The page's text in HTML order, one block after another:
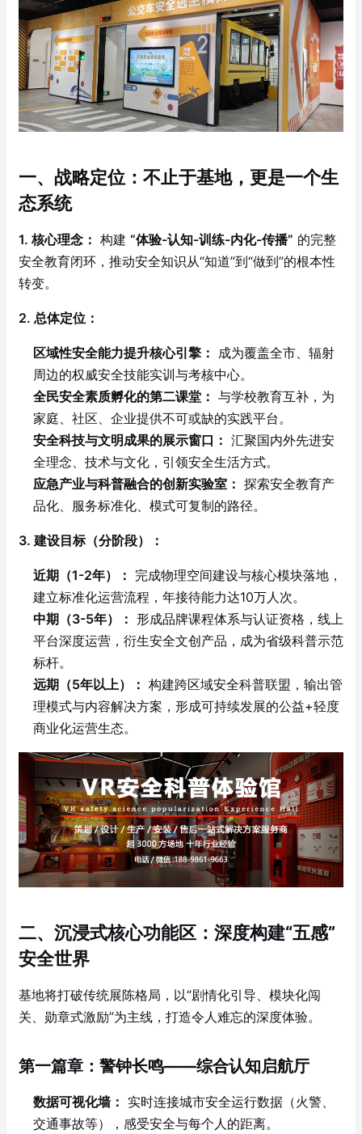
一、战略定位：不止于基地，更是一个生
态系统
1. 核心理念： 构建 “体验-认知-训练-内化-传播” 的完整
安全教育闭环，推动安全知识从“知道”到“做到”的根本性
转变。
2. 总体定位：
区域性安全能力提升核心引擎：
成为覆盖全市、辐射
周边的权威安全技能实训与考核中心。
全民安全素质孵化的第二课堂： 与学校教育互补，为
家庭、社区、企业提供不可或缺的实践平台。
安全科技与文明成果的展示窗口： 汇聚国内外先进安
全理念、技术与文化，引领安全生活方式。
应急产业与科普融合的创新实验室： 探索安全教育产
品化、服务标准化、模式可复制的路径。
3. 建设目标（分阶段）：
近期（1-2年）： 完成物理空间建设与核心模块落地，
建立标准化运营流程，年接待能力达10万人次。
中期（3-5年）： 形成品牌课程体系与认证资格，线上
平台深度运营，衍生安全文创产品，成为省级科普示范
标杆。
远期（5年以上）： 构建跨区域安全科普联盟，输出管
理模式与内容解决方案，形成可持续发展的公益+轻度
商业化运营生态。
二、沉浸式核心功能区：深度构建“五感”
安全世界
基地将打破传统展陈格局，以“剧情化引导、模块化闯
关、勋章式激励”为主线，打造令人难忘的深度体验。
第一篇章：警钟长鸣——综合认知启航厅
数据可视化墙： 实时连接城市安全运行数据（火警、
交通事故等），感受安全与每个人的距离。